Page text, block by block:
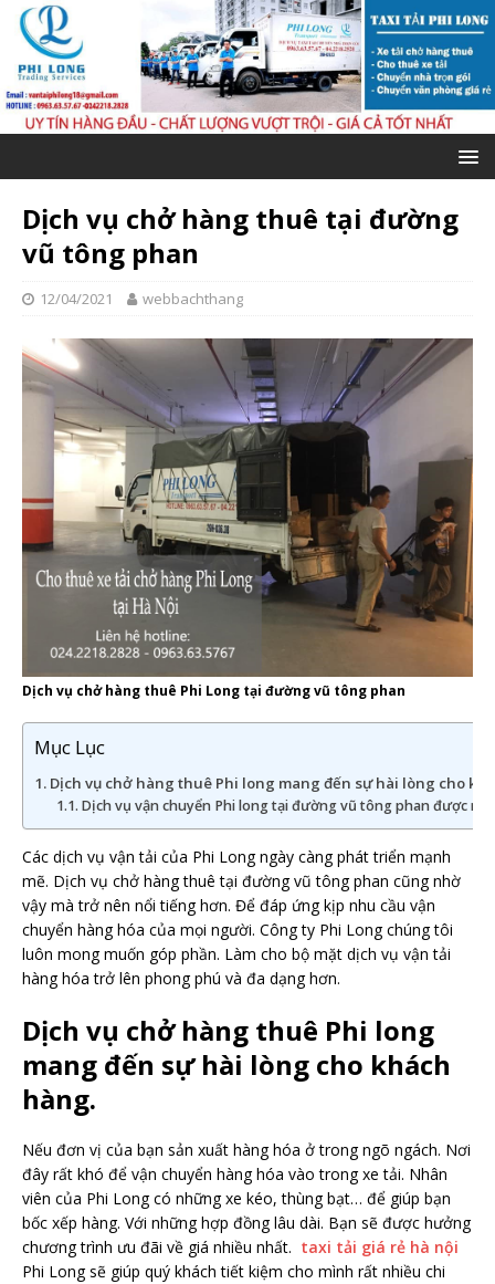
Dịch vụ chở hàng thuê tại đường
vũ tông phan
12/04/2021 webbachthang
Dịch vụ chở hàng thuê Phi Long tại đường vũ tông phan
Mục Lục
Dịch vụ chở hàng thuê Phi long mang đến sự hài lòng cho
Dịch vụ vận chuyển Phi long tại đường vũ tông phan được
Các dịch vụ vận tải của Phi Long ngày càng phát triển mạnh
mẽ. Dịch vụ chở hàng thuê tại đường vũ tông phan cũng nhờ
vậy mà trở nên nổi tiếng hơn. Để đáp ứng kịp nhu cầu vận
chuyển hàng hóa của mọi người. Công ty Phi Long chúng tôi
luôn mong muốn góp phần. Làm cho bộ mặt dịch vụ vận tải
hàng hóa trở lên phong phú và đa dạng hơn.
Dịch vụ chở hàng thuê Phi long
mang đến sự hài lòng cho khách
hàng.
Nếu đơn vị của bạn sản xuất hàng hóa ở trong ngõ ngách. Nơi
đây rất khó để vận chuyển hàng hóa vào trong xe tải. Nhân
viên của Phi Long có những xe kéo, thùng bạt… để giúp bạn
bốc xếp hàng. Với những hợp đồng lâu dài. Bạn sẽ được hưởng
chương trình ưu đãi về giá nhiều nhất. taxi tải giá rẻ hà nội
Phi Long sẽ giúp quý khách tiết kiệm cho mình rất nhiều chi